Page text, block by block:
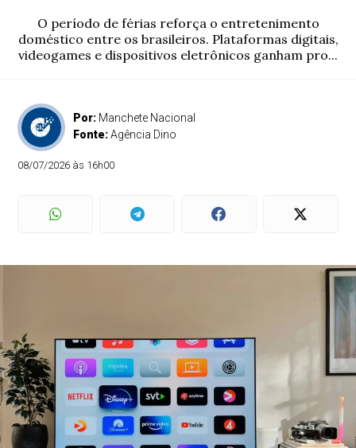
O período de férias reforça o entretenimento
doméstico entre os brasileiros. Plataformas digitais,
videogames e dispositivos eletrônicos ganham pro...
Por: Manchete Nacional
Fonte:Agência Dino
08/07/2026 às 16h00